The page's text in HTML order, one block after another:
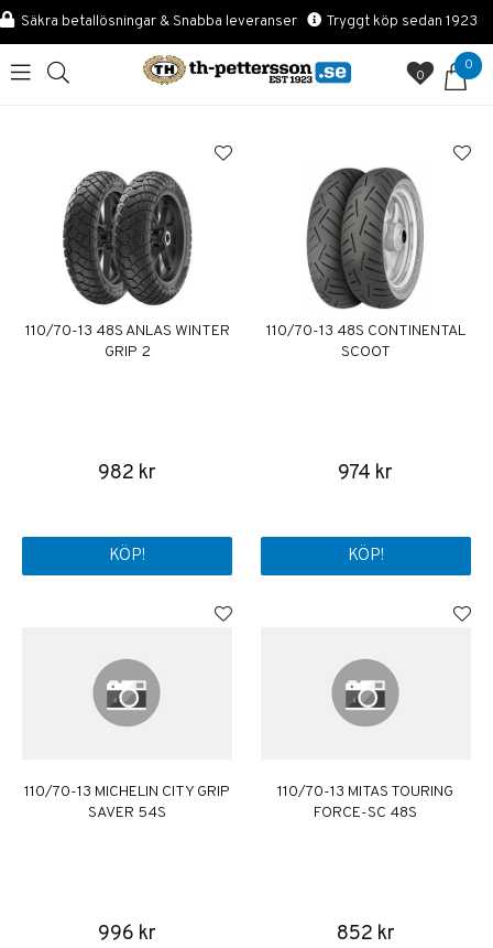
Säkra betallösningar & Snabba leveranser Tryggt köp sedan 1923
0
0
110/70-13 48S ANLAS WINTER
GRIP 2
982 kr
KÖP!
110/70-13 48S CONTINENTAL
SCOOT
974 kr
KÖP!
110/70-13 MICHELIN CITY GRIP
SAVER 54S
996 kr
110/70-13 MITAS TOURING
FORCE-SC 48S
852 kr